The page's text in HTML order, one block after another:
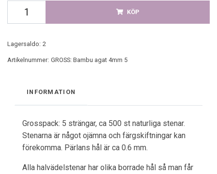
KÖP
Lagersaldo: 2
Artikelnummer: GROSS: Bambu agat 4mm 5
INFORMATION
Grosspack: 5 strängar, ca 500 st naturliga stenar.
Stenarna är något ojämna och färgskiftningar kan
förekomma. Pärlans hål är ca 0.6 mm.
Alla halvädelstenar har olika borrade hål så man får